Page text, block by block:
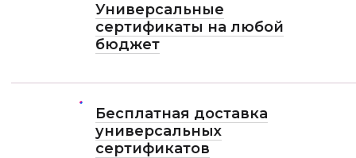
Универсальные
сертификаты на любой
бюджет
Бесплатная доставка
универсальных
сертификатов